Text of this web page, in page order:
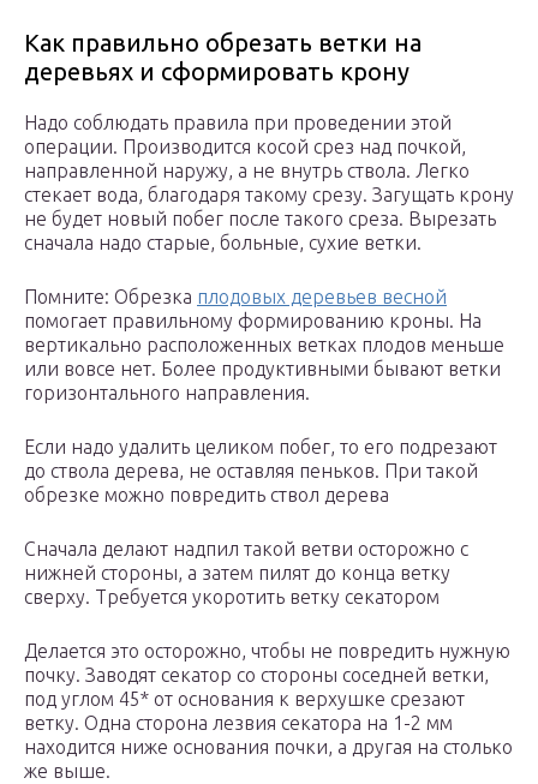
Как правильно обрезать ветки на
деревьях и сформировать крону
Надо соблюдать правила при проведении этой
операции. Производится косой срез над почкой,
направленной наружу, а не внутрь ствола. Легко
стекает вода, благодаря такому срезу. Загущать крону
не будет новый побег после такого среза. Вырезать
сначала надо старые, больные, сухие ветки.
Помните: Обрезка плодовых деревьев весной
помогает правильному формированию кроны. На
вертикально расположенных ветках плодов меньше
или вовсе нет. Более продуктивными бывают ветки
горизонтального направления.
Если надо удалить целиком побег, то его подрезают
до ствола дерева, не оставляя пеньков. При такой
обрезке можно повредить ствол дерева
Сначала делают надпил такой ветви осторожно с
нижней стороны, а затем пилят до конца ветку
сверху. Требуется укоротить ветку секатором
Делается это осторожно, чтобы не повредить нужную
почку. Заводят секатор со стороны соседней ветки,
под углом 45* от основания к верхушке срезают
ветку. Одна сторона лезвия секатора на 1-2 мм
находится ниже основания почки, а другая на столько
же выше.